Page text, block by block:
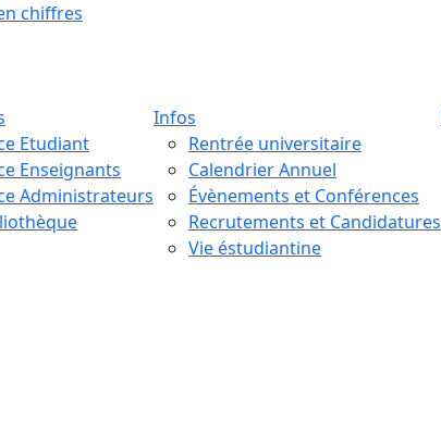
chiffres
Etudiant
Enseignants
Administrateurs
Infos
Rentrée universitaire
Calendrier Annuel
Évènements et Conférences
Recrutements et Candidatures
Vie éstudiantine